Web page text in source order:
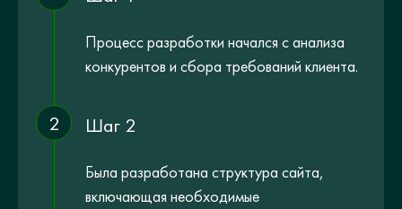
Процесс разработки начался с анализа
конкурентов и сбора требований клиента.
2 Шаг 2
Была разработана структура сайта,
включающая необходимые